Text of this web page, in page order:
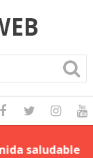
saludable